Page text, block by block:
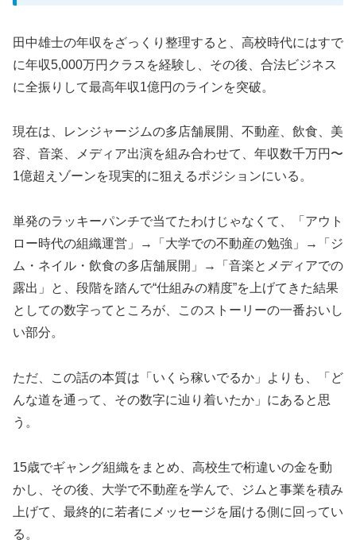
田中雄士の年収をざっくり整理すると、高校時代にはすで
に年収5,000万円クラスを経験し、その後、合法ビジネス
に全振りして最高年収1億円のラインを突破。
現在は、レンジャージムの多店舗展開、不動産、飲食、美
容、音楽、メディア出演を組み合わせて、年収数千万円〜
1億超えゾーンを現実的に狙えるポジションにいる。
単発のラッキーパンチで当てたわけじゃなくて、「アウト
ロー時代の組織運営」→「大学での不動産の勉強」→「ジ
ム・ネイル・飲食の多店舗展開」→「音楽とメディアでの
露出」と、段階を踏んで“仕組みの精度”を上げてきた結果
としての数字ってところが、このストーリーの一番おいし
い部分。
ただ、この話の本質は「いくら稼いでるか」よりも、「ど
んな道を通って、その数字に辿り着いたか」にあると思
う。
15歳でギャング組織をまとめ、高校生で桁違いの金を動
かし、その後、大学で不動産を学んで、ジムと事業を積み
上げて、最終的に若者にメッセージを届ける側に回ってい
る。